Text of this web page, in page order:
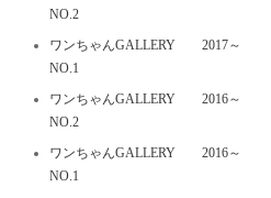
NO.2
ワンちゃんGALLERY 2017～
NO.1
ワンちゃんGALLERY 2016～
NO.2
ワンちゃんGALLERY 2016～
NO.1